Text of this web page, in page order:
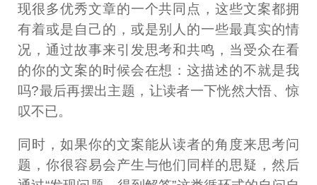
现很多优秀文章的一个共同点，这些文案都拥
有着或是自己的，或是别人的一些最真实的情
况，通过故事来引发思考和共鸣，当受众在看
的你的文案的时候会在想：这描述的不就是我
吗?最后再摆出主题，让读者一下恍然大悟、惊
叹不已。
同时，如果你的文案能从读者的角度来思考问
题，你很容易会产生与他们同样的思疑，然后